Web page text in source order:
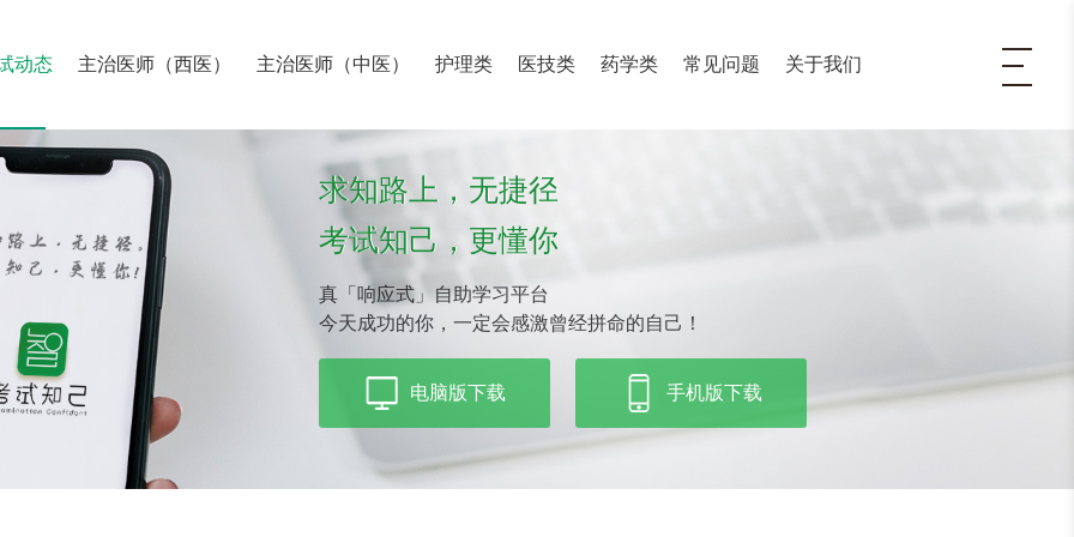
动态 主治医师（西医） 主治医师（中医） 护理类 医技类 药学类 常见问题 关于我们
求知路上，无捷径
考试知己，更懂你
真「响应式」自助学习平台
今天成功的你，一定会感激曾经拼命的自己！
电脑版下载 手机版下载